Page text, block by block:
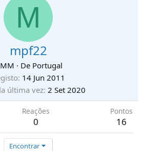
M
mpf22
· De Portugal
14 Jun 2011
última vez 2 Set 2020
Reações
0
Pontos
16
Encontrar